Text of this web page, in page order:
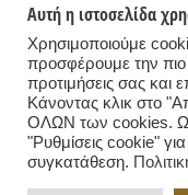
Αυτή η ιστοσελίδα
Χρησιμοποιούμε
προσφέρουμε την πιο
προτιμήσεις σας και
Κάνοντας κλικ στο
ΟΛΩΝ των cookies.
"Ρυθμίσεις cookie"
συγκατάθεση.